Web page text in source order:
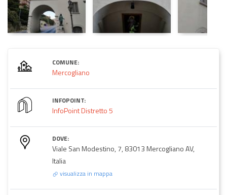
COMUNE:
Mercogliano
INFOPOINT:
InfoPoint Distretto 5
DOVE:
Viale San Modestino, 7, 83013 Mercogliano AV,
Italia
visualizza in mappa